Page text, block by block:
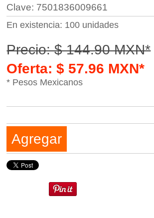
Clave: 7501836009661
En existencia: 100 unidades
Precio: $ 144.90 MXN*
Oferta: $ 57.96 MXN*
* Pesos Mexicanos
Agregar